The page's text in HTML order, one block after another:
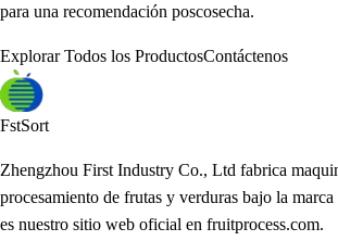
para una recomendación poscosecha.
Explorar Todos los ProductosContáctenos
FstSort
Zhengzhou First Industry Co., Ltd fabrica
procesamiento de frutas y verduras bajo la
es nuestro sitio web oficial en fruitprocess.com.